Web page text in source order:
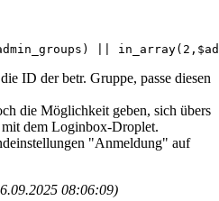
||
ID der betr. Gruppe, passe diesen
die Möglichkeit geben, sich übers
dem Loginbox-Droplet.
"Anmeldung" auf
08:06:09)